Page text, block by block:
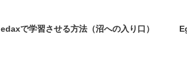
edaxで学習させる方法（沼への入り口）